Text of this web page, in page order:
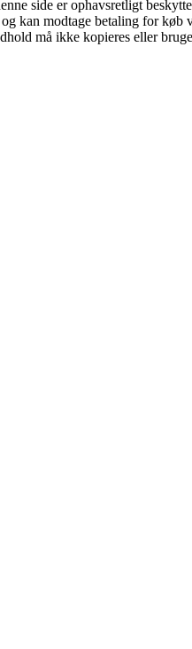
side er ophavsretligt
kan modtage betaling for køb
må ikke kopieres eller